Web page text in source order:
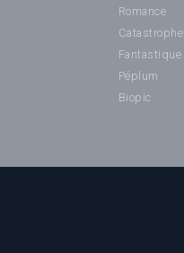
Romance
Catastrophe
Fantastique
Péplum
Biopic